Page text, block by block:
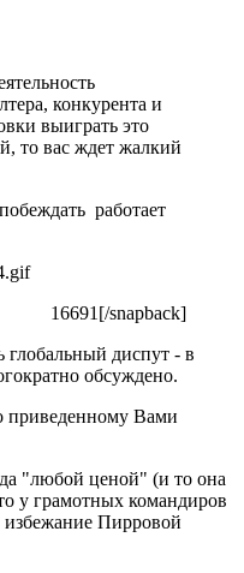
конкурента и
выиграть это
то вас ждет жалкий
работает
16691[/snapback]
глобальный диспут - в
обсуждено.
приведенному Вами
"любой ценой" (и то она
у грамотных командиров
Пирровой